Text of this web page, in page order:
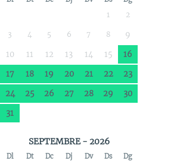
1 2
3 4 5 6 7 8
9
10
11 12 13 14 15
16
17
18 19 20 21 22
23
24
25 26 27 28 29
30
31
SEPTEMBRE - 2026
Dl Dt Dc Dj Dv Ds Dg